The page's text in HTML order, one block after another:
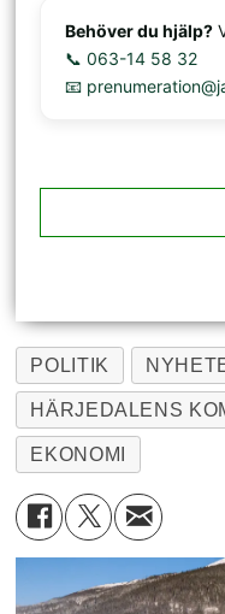
Behöver du hjälp?
📞 063-14 58 32
📧
POLITIK
HÄRJEDALENS
EKONOMI